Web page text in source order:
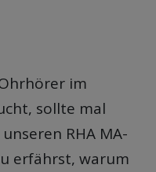
im
sollte mal
RHA MA-
erfährst, warum